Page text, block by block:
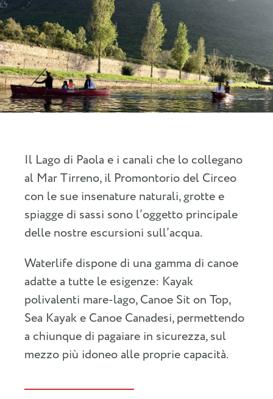
Il Lago di Paola e i canali che lo collegano
al Mar Tirreno, il Promontorio del Circeo
con le sue insenature naturali, grotte e
spiagge di sassi sono l’oggetto principale
delle nostre escursioni sull’acqua.
Waterlife dispone di una gamma di canoe
adatte a tutte le esigenze: Kayak
polivalenti mare-lago, Canoe Sit on Top,
Sea Kayak e Canoe Canadesi, permettendo
a chiunque di pagaiare in sicurezza, sul
mezzo più idoneo alle proprie capacità.